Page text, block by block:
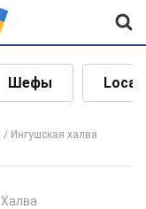
Шефы Local
Ингушская халва
Халва